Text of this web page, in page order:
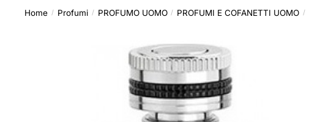
Home / Profumi / PROFUMO UOMO / PROFUMI E COFANETTI UOMO /